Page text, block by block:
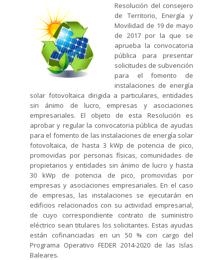
Resolución del consejero
de Territorio, Energía y
Movilidad de 19 de mayo
de 2017 por la que se
aprueba la convocatoria
pública para presentar
solicitudes de subvención
para el fomento de
instalaciones de energía
solar fotovoltaica dirigida a particulares, entidades
sin ánimo de lucro, empresas y asociaciones
empresariales. El objeto de esta Resolución es
aprobar y regular la convocatoria pública de ayudas
para el fomento de las instalaciones de energía solar
fotovoltaica, de hasta 3 kWp de potencia de pico,
promovidas por personas físicas, comunidades de
propietarios y entidades sin ánimo de lucro y hasta
30 kWp de potencia de pico, promovidas por
empresas y asociaciones empresariales. En el caso
de empresas, las instalaciones se ejecutarán en
edificios relacionados con su actividad empresarial,
de cuyo correspondiente contrato de suministro
eléctrico sean titulares los solicitantes. Estas ayudas
están cofinanciadas en un 50 % con cargo del
Programa Operativo FEDER 2014-2020 de las Islas
Baleares.